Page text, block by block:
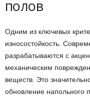
полов
Одним из ключевых
износостойкость.
разрабатываются с
механическим
веществ. Это
обновление напольного